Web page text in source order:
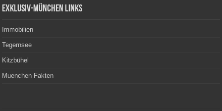
Exklusiv-München Links
Immobilien
Tegernsee
Kitzbühel
Muenchen Fakten